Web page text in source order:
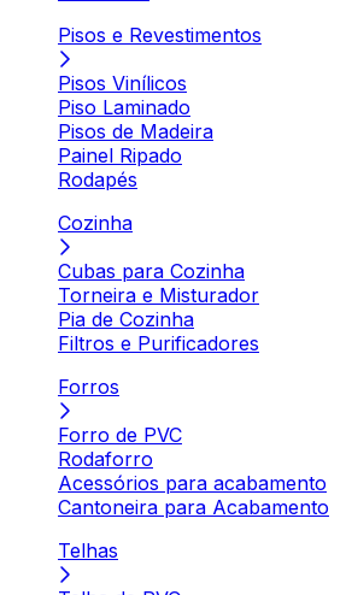
Pisos e Revestimentos
Pisos Vinílicos
Piso Laminado
Pisos de Madeira
Painel Ripado
Rodapés
Cozinha
Cubas para Cozinha
Torneira e Misturador
Pia de Cozinha
Filtros e Purificadores
Forros
Forro de PVC
Rodaforro
Acessórios para acabamento
Cantoneira para Acabamento
Telhas